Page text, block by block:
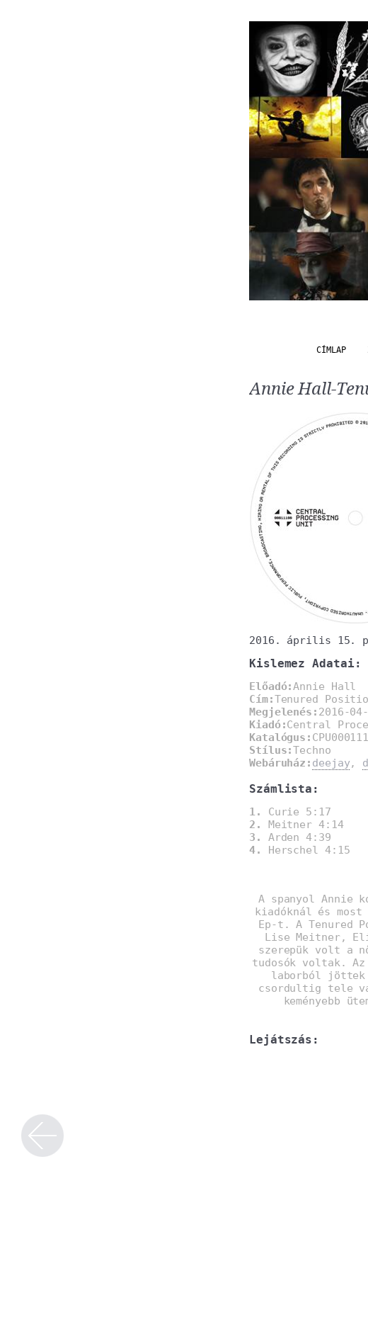
CÍMLAP
Annie Hall-
2016. április 15.
Kislemez Adatai:
Előadó:Annie Hall
Cím:Tenured
Megjelenés: 2016-
Kiadó:Central
Katalógus:
Stílus:Techno
Webáruház: deejay,
Számlista:
1.
Curie 5:17
2.
Meitner 4:14
3.
Arden 4:39
4.
Herschel 4:15
A spanyol Annie
kiadóknál és
Ep-t. A Tenured
Lise Meitner,
szerepük volt a
tudosók voltak. Az
laborból jöttek
csordultig tele
keményebb
Lejátszás: